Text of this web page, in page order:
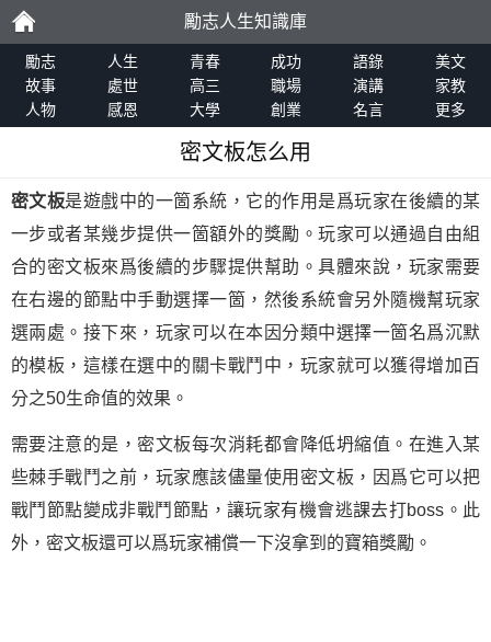
勵
志
勵志人生知識庫
勵志 人生 青春 成功 語錄
美文
故事
處世 高三 職場 演講
家教
人物
感恩 大學 創業 名言 更多
密文板怎么用
密文板是遊戲中的一箇系統，它的作用是爲玩家在後續的某
一步或者某幾步提供一箇額外的獎勵。玩家可以通過自由組
合的密文板來爲後續的步驟提供幫助。具體來說，玩家需要
在右邊的節點中手動選擇一箇，然後系統會另外隨機幫玩家
選兩處。接下來，玩家可以在本因分類中選擇一箇名爲沉默
的模板，這樣在選中的關卡戰鬥中，玩家就可以獲得增加百
分之50生命值的效果。
需要注意的是，密文板每次消耗都會降低坍縮值。在進入某
些棘手戰鬥之前，玩家應該儘量使用密文板，因爲它可以把
戰鬥節點變成非戰鬥節點，讓玩家有機會逃課去打boss。此
外，密文板還可以爲玩家補償一下沒拿到的寶箱獎勵。